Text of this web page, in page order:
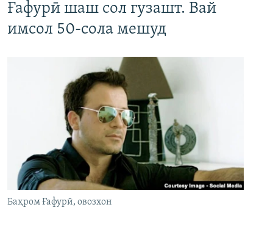
Ғафурӣ шаш сол гузашт. Вай
имсол 50-сола мешуд
Баҳром Ғафурӣ, овозхон